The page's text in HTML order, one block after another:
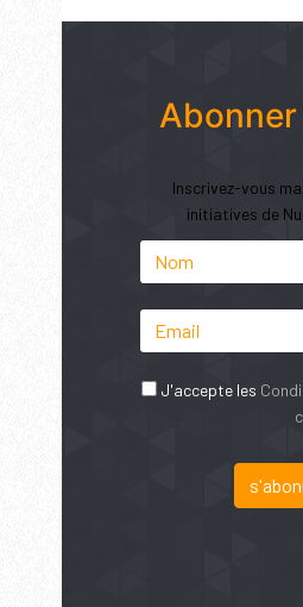
Inscrivez-vous
initiatives de
J'accepte les